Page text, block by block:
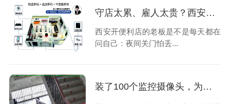
守店太累、雇人太贵？西安便利店老板选择安装24小时云智售系统解决问题
西安开便利店的老板是不是每天都在
问自己：夜间关门怕丢...
装了100个监控摄像头，为什么还是防不住校园安全事件？